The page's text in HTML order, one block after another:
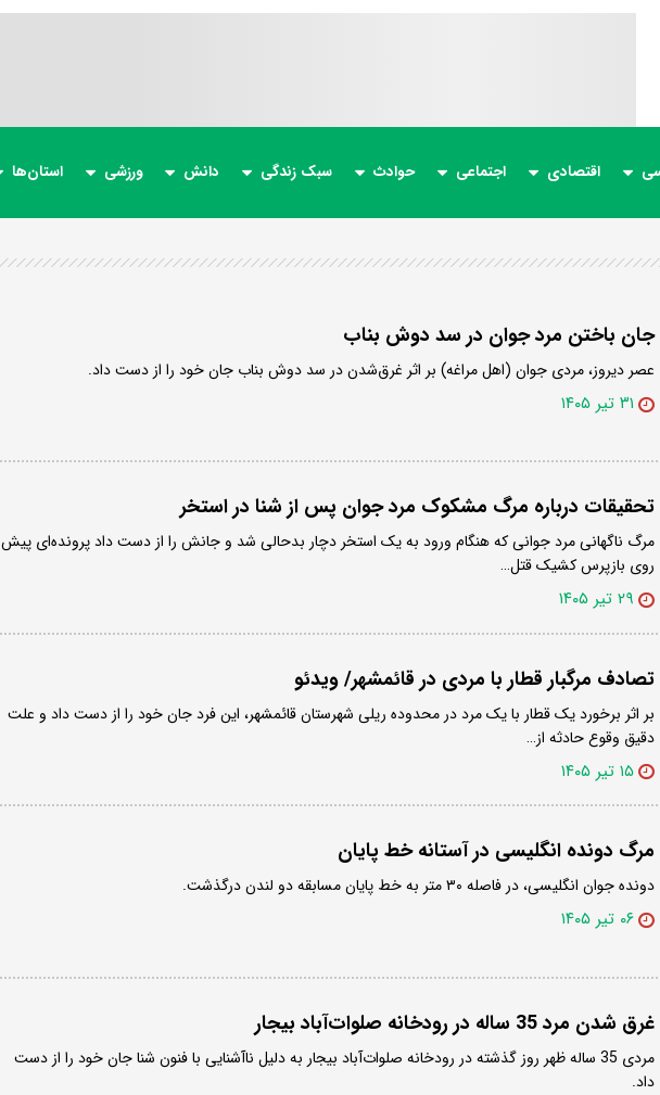
اقتصادی اجتماعی حوادث سبک زندگی دانش ورزشی استان‌ها
جان باختن مرد جوان در سد دوش بناب
عصر دیروز، مردی جوان (اهل مراغه) بر اثر غرق‌شدن در سد دوش بناب جان خود را از دست داد.
۳۱ تیر ۱۴۰۵
تحقیقات درباره مرگ مشکوک مرد جوان پس از شنا در استخر
مرگ ناگهانی مرد جوانی که هنگام ورود به یک استخر دچار بدحالی شد و جانش را از دست داد پرونده‌ای پیش
روی بازپرس کشیک قتل…
۲۹ تیر ۱۴۰۵
تصادف مرگبار قطار با مردی در قائمشهر/ ویدئو
بر اثر برخورد یک قطار با یک مرد در محدوده ریلی شهرستان قائمشهر، این فرد جان خود را از دست داد و علت
دقیق وقوع حادثه از…
۱۵ تیر ۱۴۰۵
مرگ دونده انگلیسی در آستانه خط پایان
دونده جوان انگلیسی، در فاصله ۳۰ متر به خط پایان مسابقه دو لندن درگذشت.
۰۶ تیر ۱۴۰۵
غرق شدن مرد 35 ساله در رودخانه صلوات‌آباد بیجار
مردی 35 ساله ظهر روز گذشته در رودخانه صلوات‌آباد بیجار به دلیل ناآشنایی با فنون شنا جان خود را از دست
داد.